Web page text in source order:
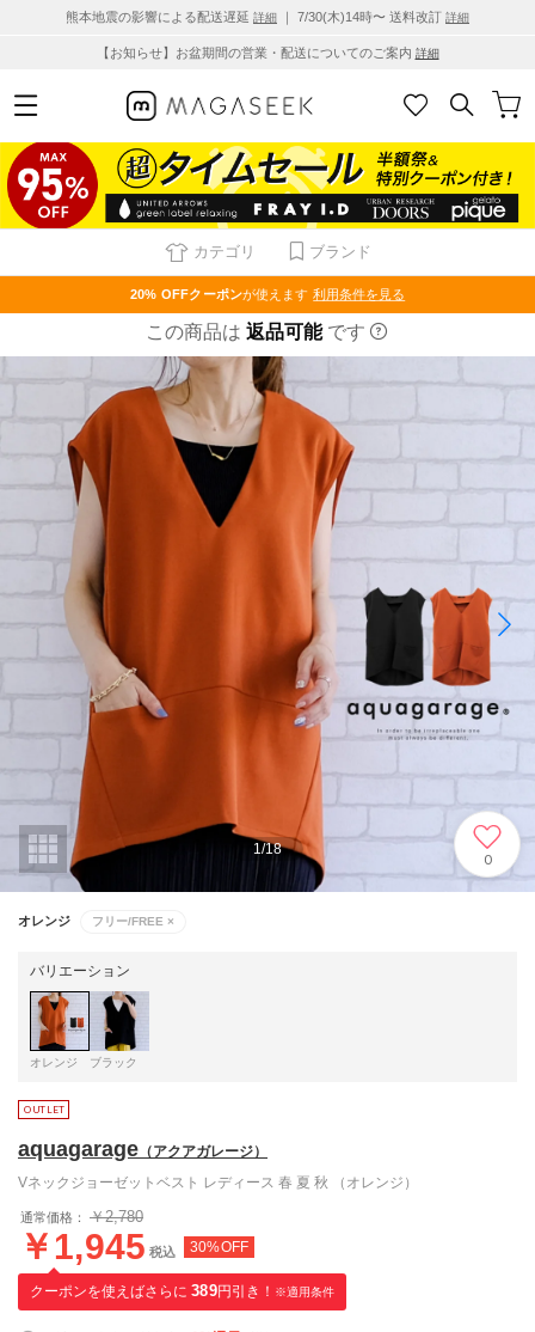
熊本地震の影響による配送遅延 詳細 ｜ 7/30(木)14時〜 送料改訂 詳細
【お知らせ】お盆期間の営業・配送についてのご案内 詳細
カテゴリ ブランド
20% OFFクーポンが使えます 利用条件を見る
この商品は 返品可能 です
1/18
0
オレンジ フリー/FREE ×
バリエーション
オレンジ ブラック
aquagarage （アクアガレージ）
Vネックジョーゼットベスト レディース 春 夏 秋 （オレンジ）
通常価格： ￥2,780
￥1,945 税込 30%OFF
クーポンを使えばさらに 389円引き！ ※適用条件